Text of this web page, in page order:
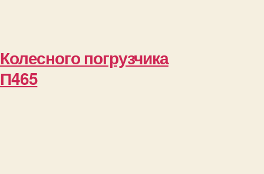
Колесного погрузчика
П465